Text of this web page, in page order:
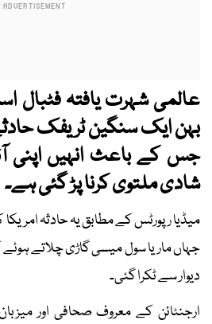
عالمی شہرت یافتہ فٹبال
بہن ایک سنگین ٹریفک
جس کے باعث انہیں اپنی
شادی ملتوی کرنا پڑ گئی ہے۔
میڈیا رپورٹس کے مطابق یہ حادثہ
جہاں ماریا سول میسی گاڑی چلاتے ہوئے
دیوار سے ٹکرا گئی۔
ارجنٹائن کے معروف صحافی اور